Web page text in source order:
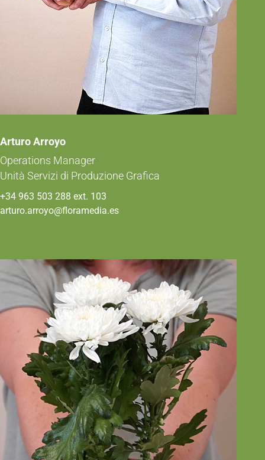
Arturo Arroyo
Operations Manager
Unità Servizi di Produzione Grafica
+34 963 503 288 ext. 103
arturo.arroyo@floramedia.es